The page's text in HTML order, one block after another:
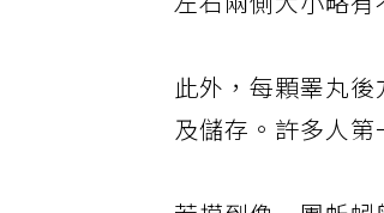
左右兩側大小略有
此外，每顆睪丸
及儲存。許多人